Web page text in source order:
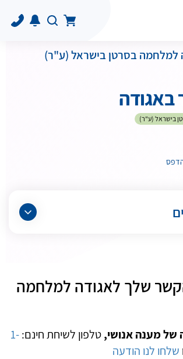
למלחמה בסרטן בישראל (ע"ר)
באגודה
בישראל (ע"ר)
שלך לאגודה למלחמה
טלפון לשיחת חינם:1-
שלחו לנו הודעה